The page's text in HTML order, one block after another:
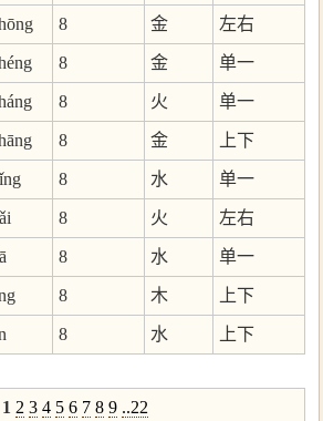
8 金 左右
8 金 单一
8 火 单一
8 金 上下
8 水 单一
8 火 左右
8 水 单一
8 木 上下
8 水 上下
1 2 3 4 5 6 7 8 9 ..22